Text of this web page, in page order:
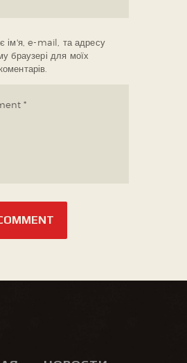
ім'я, e-mail, та адресу
браузері для моїх